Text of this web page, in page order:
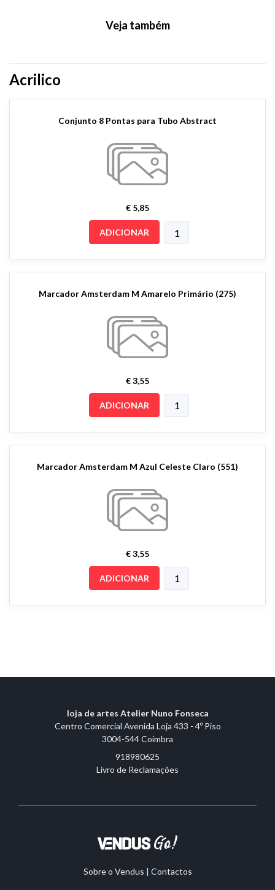
Veja também
Acrilico
Conjunto 8 Pontas para Tubo Abstract
€ 5,85
ADICIONAR
Marcador Amsterdam M Amarelo Primário (275)
€ 3,55
ADICIONAR
Marcador Amsterdam M Azul Celeste Claro (551)
€ 3,55
ADICIONAR
loja de artes Atelier Nuno Fonseca
Centro Comercial Avenida Loja 433 - 4º Piso
3004-544 Coimbra
918980625
Livro de Reclamações
Sobre o Vendus | Contactos